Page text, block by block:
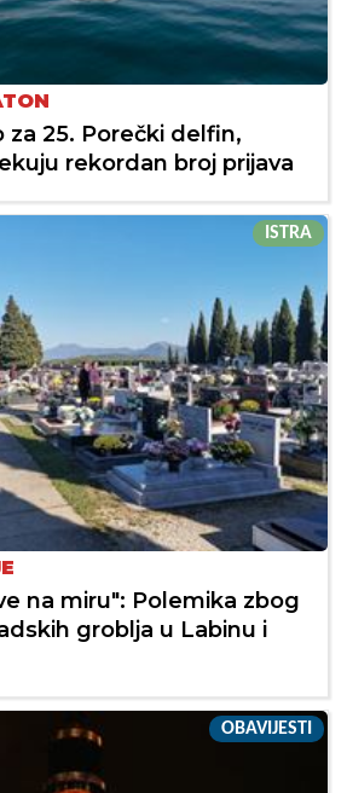
za 25. Porečki delfin,
rekordan broj prijava
ISTRA
na miru": Polemika zbog
groblja u Labinu i
OBAVIJESTI